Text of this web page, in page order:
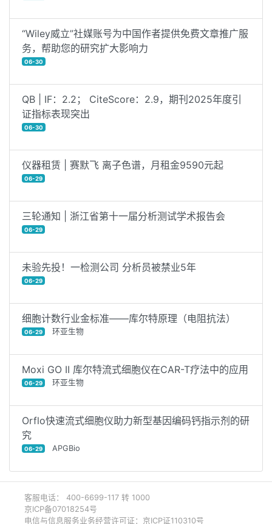
“Wiley威立”社媒账号为中国作者提供免费文章推广服
务，帮助您的研究扩大影响力
06-30
QB | IF：2.2； CiteScore：2.9，期刊2025年度引
证指标表现突出
06-30
仪器租赁 | 赛默飞 离子色谱，月租金9590元起
06-29
三轮通知 | 浙江省第十一届分析测试学术报告会
06-29
未验先投！一检测公司 分析员被禁业5年
06-29
细胞计数行业金标准——库尔特原理（电阻抗法）
06-29 环亚生物
Moxi GO II 库尔特流式细胞仪在CAR-T疗法中的应用
06-29 环亚生物
Orflo快速流式细胞仪助力新型基因编码钙指示剂的研
究
06-29 APGBio
客服电话： 400-6699-117 转 1000
京ICP备07018254号
电信与信息服务业务经营许可证：京ICP证110310号